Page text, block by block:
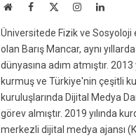
WebsiteFacebook InstagramLinkedIn
Üniversitede Fizik ve Sosyoloji
olan Barış Mancar, aynı
dünyasına adım atmıştır.
kurmuş ve Türkiye'nin çeşitli
kuruluşlarında Dijital Medya
görev almıştır. 2019 yılında
merkezli dijital medya ajansı